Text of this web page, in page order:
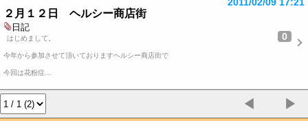
２月１２日 ヘルシー商店街
日記
0
はじめまして。
今年から参加させて頂いておりますヘルシー商店街で
今回は花粉症…
◀ ▶